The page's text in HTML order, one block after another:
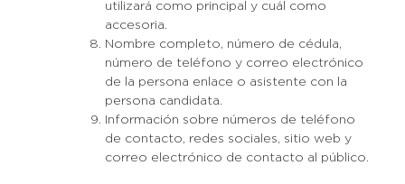
utilizará como principal y cuál como
accesoria.
Nombre completo, número de cédula,
número de teléfono y correo electrónico
de la persona enlace o asistente con la
persona candidata.
Información sobre números de teléfono
de contacto, redes sociales, sitio web y
correo electrónico de contacto al público.
Donaciones
Contacto